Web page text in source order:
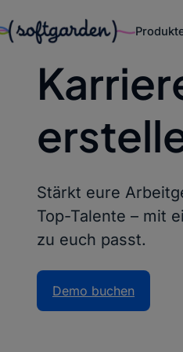
Stärkt eure
Top-Talente – mit
zu euch passt.
Demo buchen